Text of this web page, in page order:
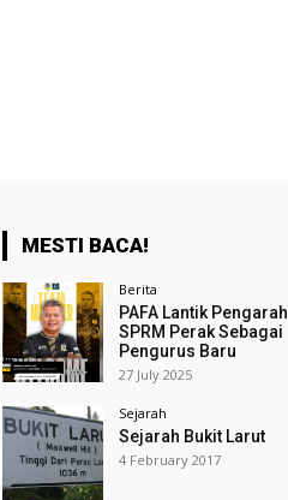
MESTI BACA!
Berita
PAFA Lantik Pengarah
SPRM Perak Sebagai
Pengurus Baru
27 July 2025
Sejarah
Sejarah Bukit Larut
4 February 2017